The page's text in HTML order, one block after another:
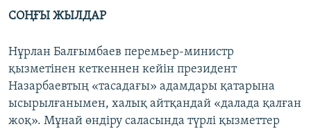
СОҢҒЫ ЖЫЛДАР
Нұрлан Балғымбаев перемьер-министр
қызметінен кеткеннен кейін президент
Назарбаевтың «тасадағы» адамдары қатарына
ысырылғанымен, халық айтқандай «далада қалған
жоқ». Мұнай өндіру саласында түрлі қызметтер